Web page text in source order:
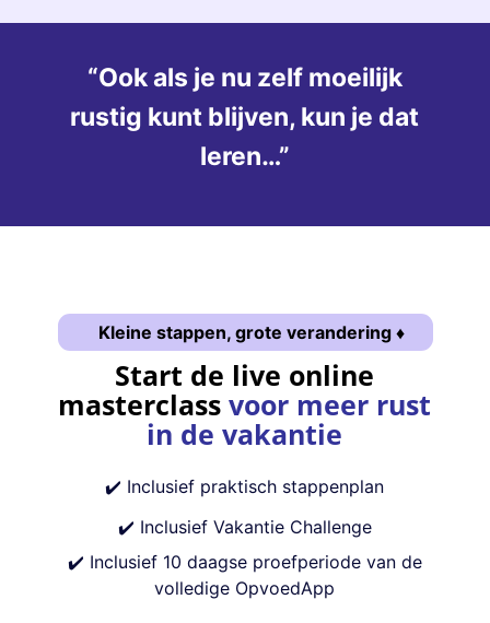
“Ook als je nu zelf moeilijk
rustig kunt blijven, kun je dat
leren…”
Kleine stappen, grote verandering ♦
Start de live online
masterclassvoor meer rust
in de vakantie
✔️ Inclusief praktisch stappenplan
✔️ Inclusief Vakantie Challenge
✔️ Inclusief 10 daagse proefperiode van de
volledige OpvoedApp